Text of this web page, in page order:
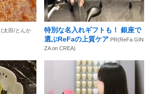
(太田/とんか
特別な名入れギフトも！ 銀座で
選ぶReFaの上質ケア PR(ReFa GIN
ZA on CREA)